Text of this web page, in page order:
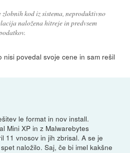
kod iz sistema, neproduktivno
naložena hitreje in predvsem
nisi povedal svoje cene in sam rešil
le format in nov install.
Mini XP in z Malwarebytes
11 vnosov in jih zbrisal. A se je
naložilo. Saj, če bi imel kakšne